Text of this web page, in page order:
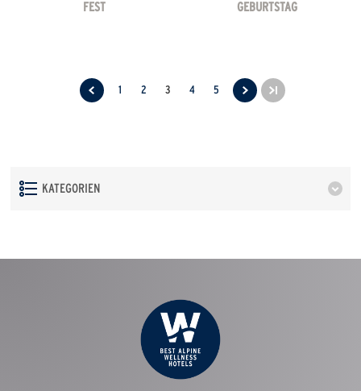
FEST GEBURTSTAG
1 2 3 4 5
KATEGORIEN